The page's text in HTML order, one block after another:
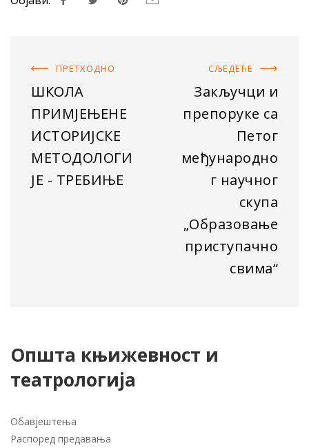
ПРЕТХОДНO
ШКОЛА
ПРИМЈЕЊЕНЕ
ИСТОРИЈСКЕ
МЕТОДОЛОГИ
ЈЕ - ТРЕБИЊЕ
СЉЕДЕЋE
Закључци и
препоруке са
Петог
међународно
г научног
скупа
„Образовање
приступачно
свима“
Општа књижевност и
театрологија
Обавјештења
Распоред предавања